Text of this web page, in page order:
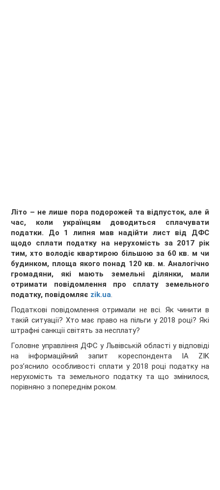
Літо – не лише пора подорожей та відпусток, але й
час, коли українцям доводиться сплачувати
податки. До 1 липня мав надійти лист від ДФС
щодо сплати податку на нерухомість за 2017 рік
тим, хто володіє квартирою більшою за 60 кв. м чи
будинком, площа якого понад 120 кв. м. Аналогічно
громадяни, які мають земельні ділянки, мали
отримати повідомлення про сплату земельного
податку, повідомляє zik.ua.
Податкові повідомлення отримали не всі. Як чинити в
такій ситуації? Хто має право на пільги у 2018 році? Які
штрафні санкції світять за несплату?
Головне управління ДФС у Львівській області у відповіді
на інформаційний запит кореспондента IA ZIK
роз’яснило особливості сплати у 2018 році податку на
нерухомість та земельного податку та що змінилося,
порівняно з попереднім роком.